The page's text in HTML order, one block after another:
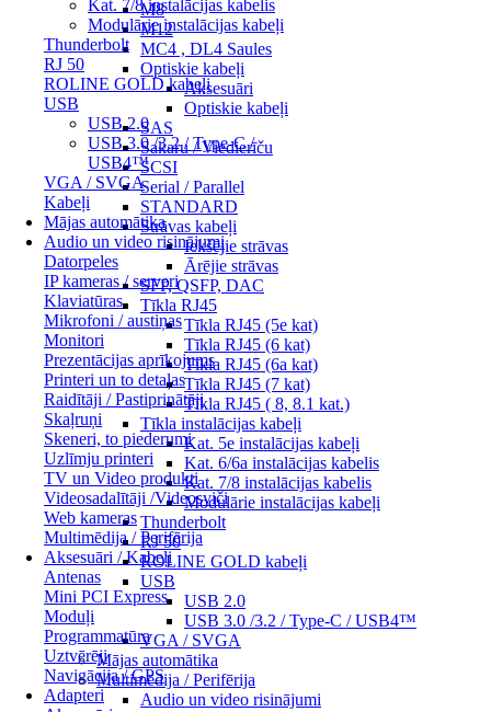
Kat. 7/8 instalācijas kabelis
Modulārie instalācijas kabeļi
Thunderbolt
RJ 50
ROLINE GOLD kabeļi
USB
USB 2.0
USB 3.0 /3.2 / Type-C /
USB4™
VGA / SVGA
Kabeļi
Mājas automātika
Audio un video risinājumi
Datorpeles
IP kameras / serveri
Klaviatūras
Mikrofoni / austiņas
Monitori
Prezentācijas aprīkojums
Printeri un to detaļas
Raidītāji / Pastiprinātāji
Skaļruņi
Skeneri, to piederumi
Uzlīmju printeri
TV un Video produkti
Videosadalītāji /Videosviči
Web kameras
Multimēdija / Perifērija
Aksesuāri / Kabeļi
Antenas
Mini PCI Express
Moduļi
Programmatūra
Uztvērēji
Navigācija / GPS
Adapteri
M8
M12
MC4 , DL4 Saules
Optiskie kabeļi
Aksesuāri
Optiskie kabeļi
SAS
Sakaru / Viedierīču
SCSI
Serial / Parallel
STANDARD
Strāvas kabeļi
Iekšējie strāvas
Ārējie strāvas
SFP, QSFP, DAC
Tīkla RJ45
Tīkla RJ45 (5e kat)
Tīkla RJ45 (6 kat)
Tīkla RJ45 (6a kat)
Tīkla RJ45 (7 kat)
Tīkla RJ45 ( 8, 8.1 kat.)
Tīkla instalācijas kabeļi
Kat. 5e instalācijas kabeļi
Kat. 6/6a instalācijas kabelis
Kat. 7/8 instalācijas kabelis
Modulārie instalācijas kabeļi
Thunderbolt
RJ 50
ROLINE GOLD kabeļi
USB
USB 2.0
USB 3.0 /3.2 / Type-C / USB4™
VGA / SVGA
Mājas automātika
Multimēdija / Perifērija
Audio un video risinājumi